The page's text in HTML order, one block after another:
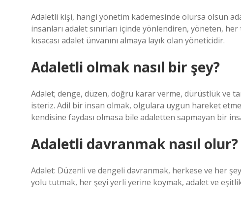
Adaletli kişi, hangi yönetim kademesinde olursa olsun
insanları adalet sınırları içinde yönlendiren, yöneten,
kısacası adalet ünvanını almaya layık olan yöneticidir.
Adaletli olmak nasıl bir şey?
Adalet; denge, düzen, doğru karar verme, dürüstlük ve
isteriz. Adil bir insan olmak, olgulara uygun hareket
kendisine faydası olmasa bile adaletten sapmayan bir
Adaletli davranmak nasıl olur?
Adalet: Düzenli ve dengeli davranmak, herkese ve her
yolu tutmak, her şeyi yerli yerine koymak, adalet ve